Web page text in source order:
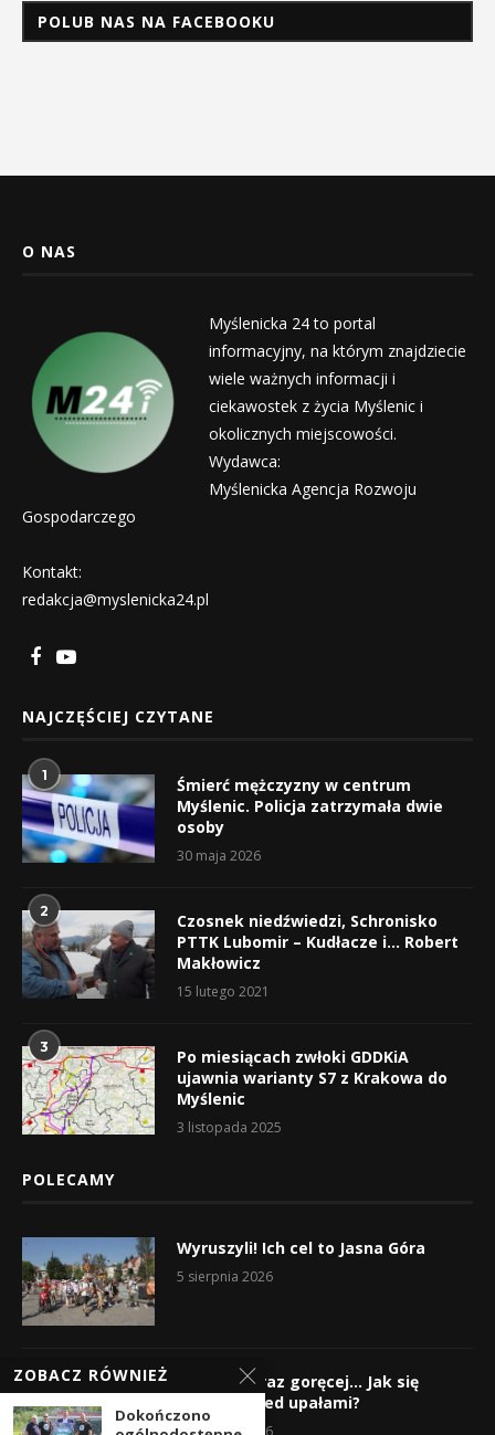
POLUB NAS NA FACEBOOKU
O NAS
Myślenicka 24 to portal
informacyjny, na którym znajdziecie
wiele ważnych informacji i
ciekawostek z życia Myślenic i
okolicznych miejscowości.
Wydawca:
Myślenicka Agencja Rozwoju
Gospodarczego
Kontakt:
redakcja@myslenicka24.pl
NAJCZĘŚCIEJ CZYTANE
1
Śmierć mężczyzny w centrum
Myślenic. Policja zatrzymała dwie
osoby
30 maja 2026
2
Czosnek niedźwiedzi, Schronisko
PTTK Lubomir – Kudłacze i… Robert
Makłowicz
15 lutego 2021
3
Po miesiącach zwłoki GDDKiA
ujawnia warianty S7 z Krakowa do
Myślenic
3 listopada 2025
POLECAMY
Wyruszyli! Ich cel to Jasna Góra
5 sierpnia 2026
Gorąco, coraz goręcej… Jak się
chronić przed upałami?
4 sierpnia 2026
ZOBACZ RÓWNIEŻ
Dokończono